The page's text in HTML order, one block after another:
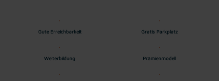
Gute Erreichbarkeit Gratis Parkplatz
Weiterbildung Prämienmodell